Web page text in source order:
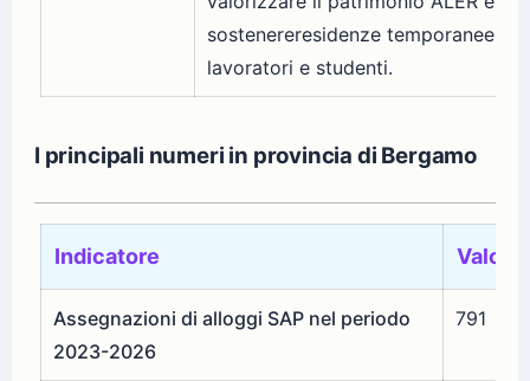
sostenereresidenze temporanee per
lavoratori e studenti.
I principali numeri in provincia di Bergamo
Indicatore Valore
Assegnazioni di alloggi SAP nel periodo
2023-2026
791